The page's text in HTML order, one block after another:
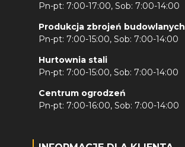
Pn-pt: 7:00-17:00, Sob: 7:00-14:00
Produkcja zbrojeń budowlanych
Pn-pt: 7:00-15:00, Sob: 7:00-14:00
Hurtownia stali
Pn-pt: 7:00-15:00, Sob: 7:00-14:00
Centrum ogrodzeń
Pn-pt: 7:00-16:00, Sob: 7:00-14:00